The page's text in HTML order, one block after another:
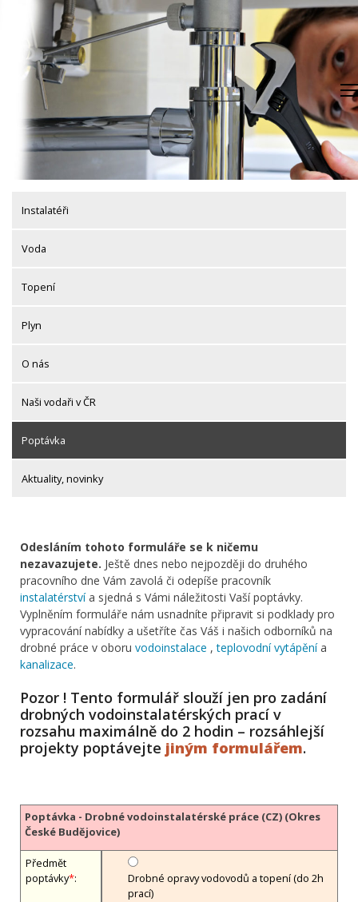
content
Instalatéři
Voda
Topení
Plyn
O nás
Naši vodaři v ČR
Poptávka
Aktuality, novinky
Odesláním tohoto formuláře se k ničemu
nezavazujete. Ještě dnes nebo nejpozději do druhého
pracovního dne Vám zavolá či odepíše pracovník
instalatérstvía sjedná s Vámi náležitosti Vaší poptávky.
Vyplněním formuláře nám usnadníte připravit si podklady pro
vypracování nabídky a ušetříte čas Váš i našich odborníků na
drobné práce v oboru vodoinstalace ,teplovodní vytápěnía
kanalizace.
Pozor ! Tento formulář slouží jen pro zadání
drobných vodoinstalatérských prací v
rozsahu maximálně do 2 hodin – rozsáhlejší
projekty poptávejte jiným formulářem.
Poptávka - Drobné vodoinstalatérské práce (CZ) (Okres
České Budějovice)
Předmět
poptávky*:
Drobné opravy vodovodů a topení (do 2h
prací)